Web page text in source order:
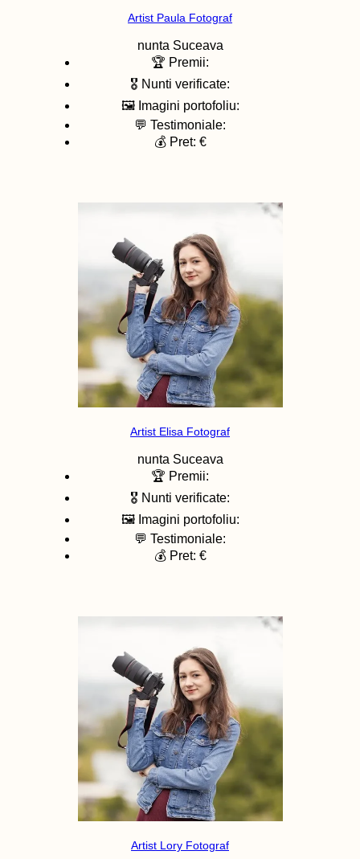
Artist Paula Fotograf
nunta Suceava
🏆 Premii:
🎖️ Nunti verificate:
🖼️ Imagini portofoliu:
💬 Testimoniale:
💰 Pret: €
Artist Elisa Fotograf
nunta Suceava
🏆 Premii:
🎖️ Nunti verificate:
🖼️ Imagini portofoliu:
💬 Testimoniale:
💰 Pret: €
Artist Lory Fotograf